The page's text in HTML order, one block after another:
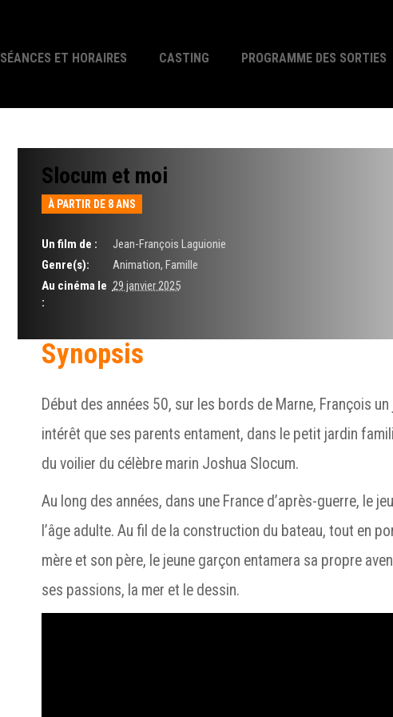
SÉANCES ET HORAIRES CASTING PROGRAMME DES SORTIES
Slocum et moi
À PARTIR DE 8 ANS
Un film de :
Jean-François Laguionie
Genre(s):
Animation, Famille
Au cinéma le
:
29 janvier 2025
Synopsis
Début des années 50, sur les bords de Marne, François
intérêt que ses parents entament, dans le petit jardin
du voilier du célèbre marin Joshua Slocum.
Au long des années, dans une France d’après-guerre, le
l’âge adulte. Au fil de la construction du bateau, tout en
mère et son père, le jeune garçon entamera sa propre
ses passions, la mer et le dessin.